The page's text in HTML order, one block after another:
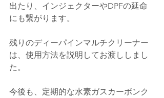
出たり、インジェクターやDPFの延命
にも繋がります。
残りのディーパインマルチクリーナー
は、使用方法を説明してお渡ししまし
た。
今後も、定期的な水素ガスカーボンク